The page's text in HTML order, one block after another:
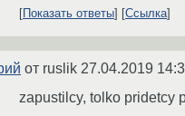
Показать ответы Ссылка
от ruslik 27.04.2019
zapustilcy, tolko pridetcy